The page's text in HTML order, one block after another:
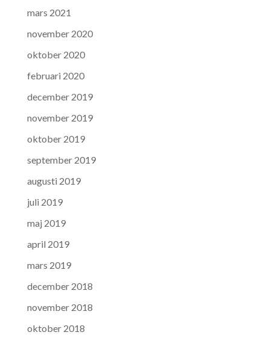
mars 2021
november 2020
oktober 2020
februari 2020
december 2019
november 2019
oktober 2019
september 2019
augusti 2019
juli 2019
maj 2019
april 2019
mars 2019
december 2018
november 2018
oktober 2018